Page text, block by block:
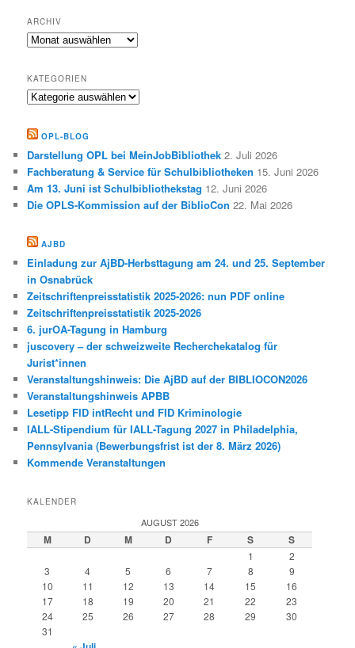
ARCHIV
Archiv
KATEGORIEN
Kategorien
OPL-BLOG
Darstellung OPL bei MeinJobBibliothek 2. Juli 2026
Fachberatung & Service für Schulbibliotheken 15. Juni 2026
Am 13. Juni ist Schulbibliothekstag 12. Juni 2026
Die OPLS-Kommission auf der BiblioCon 22. Mai 2026
AJBD
Einladung zur AjBD-Herbsttagung am 24. und 25. September
in Osnabrück
Zeitschriftenpreisstatistik 2025-2026: nun PDF online
Zeitschriftenpreisstatistik 2025-2026
6. jurOA-Tagung in Hamburg
juscovery – der schweizweite Recherchekatalog für
Jurist*innen
Veranstaltungshinweis: Die AjBD auf der BIBLIOCON2026
Veranstaltungshinweis APBB
Lesetipp FID intRecht und FID Kriminologie
IALL-Stipendium für IALL-Tagung 2027 in Philadelphia,
Pennsylvania (Bewerbungsfrist ist der 8. März 2026)
Kommende Veranstaltungen
KALENDER
AUGUST 2026
M D M D F S S
1
2
3
4 5 6 7 8
9
10
11 12 13 14 15
16
17
18 19 20 21 22
23
24
25 26 27 28 29
30
31